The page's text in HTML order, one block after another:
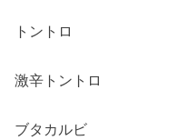
トントロ
激辛トントロ
ブタカルビ